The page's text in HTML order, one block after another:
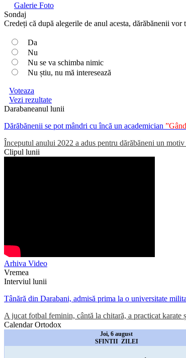
Galerie Foto
Sondaj
Credeți că după alegerile de anul acesta, dărăbănenii vor
Da
Nu
Nu se va schimba nimic
Nu știu, nu mă interesează
Voteaza
Vezi rezultate
Darabaneanul lunii
Dărăbănenii se pot mândri cu încă un academician
Începutul anului 2022 a adus pentru dărăbăneni un
Clipul lunii
Arhiva Video
Vremea
Interviul lunii
Tânără din Darabani, admisă prima la o universitate
A jucat fotbal feminin, cântă la chitară, a practicat karate
Calendar Ortodox
Joi, 6 august
SFINTII ZILEI